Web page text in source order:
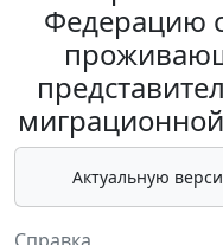
Федерацию
Актуальную